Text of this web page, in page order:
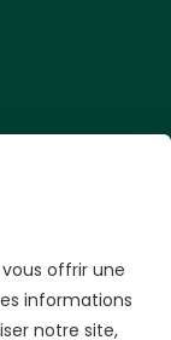
offrir une
informations
notre site,